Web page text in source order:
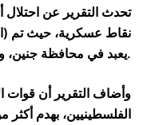
تحدث التقرير عن احتلال
نقاط عسكرية، حيث تم
يعبد في محافظة جنين، ومنزلين في مدينة الخليل).
وأضاف التقرير أن قوات